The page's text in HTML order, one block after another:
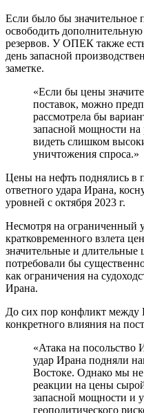
Если было бы
освободить
резервов. У ОПЕК также
день запасной
заметке.
«Если бы цены
поставок, можно
рассмотрела бы
запасной мощности
видеть слишком
уничтожения спроса.»
Цены на нефть поднялись в
ответного удара Ирана,
уровней с октября 2023 г.
Несмотря на ограниченный
кратковременного взлета
значительные и
потребовали бы
как ограничения на
Ирана.
До сих пор конфликт
конкретного влияния на
«Атака на
удар Ирана подняли
Востоке. Однако мы
реакции на цены
запасной мощности и
геополитического